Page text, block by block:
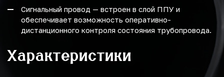
Сигнальный провод — встроен в слой ППУ и
обеспечивает возможность оперативно-
дистанционного контроля состояния трубопровода.
Характеристики